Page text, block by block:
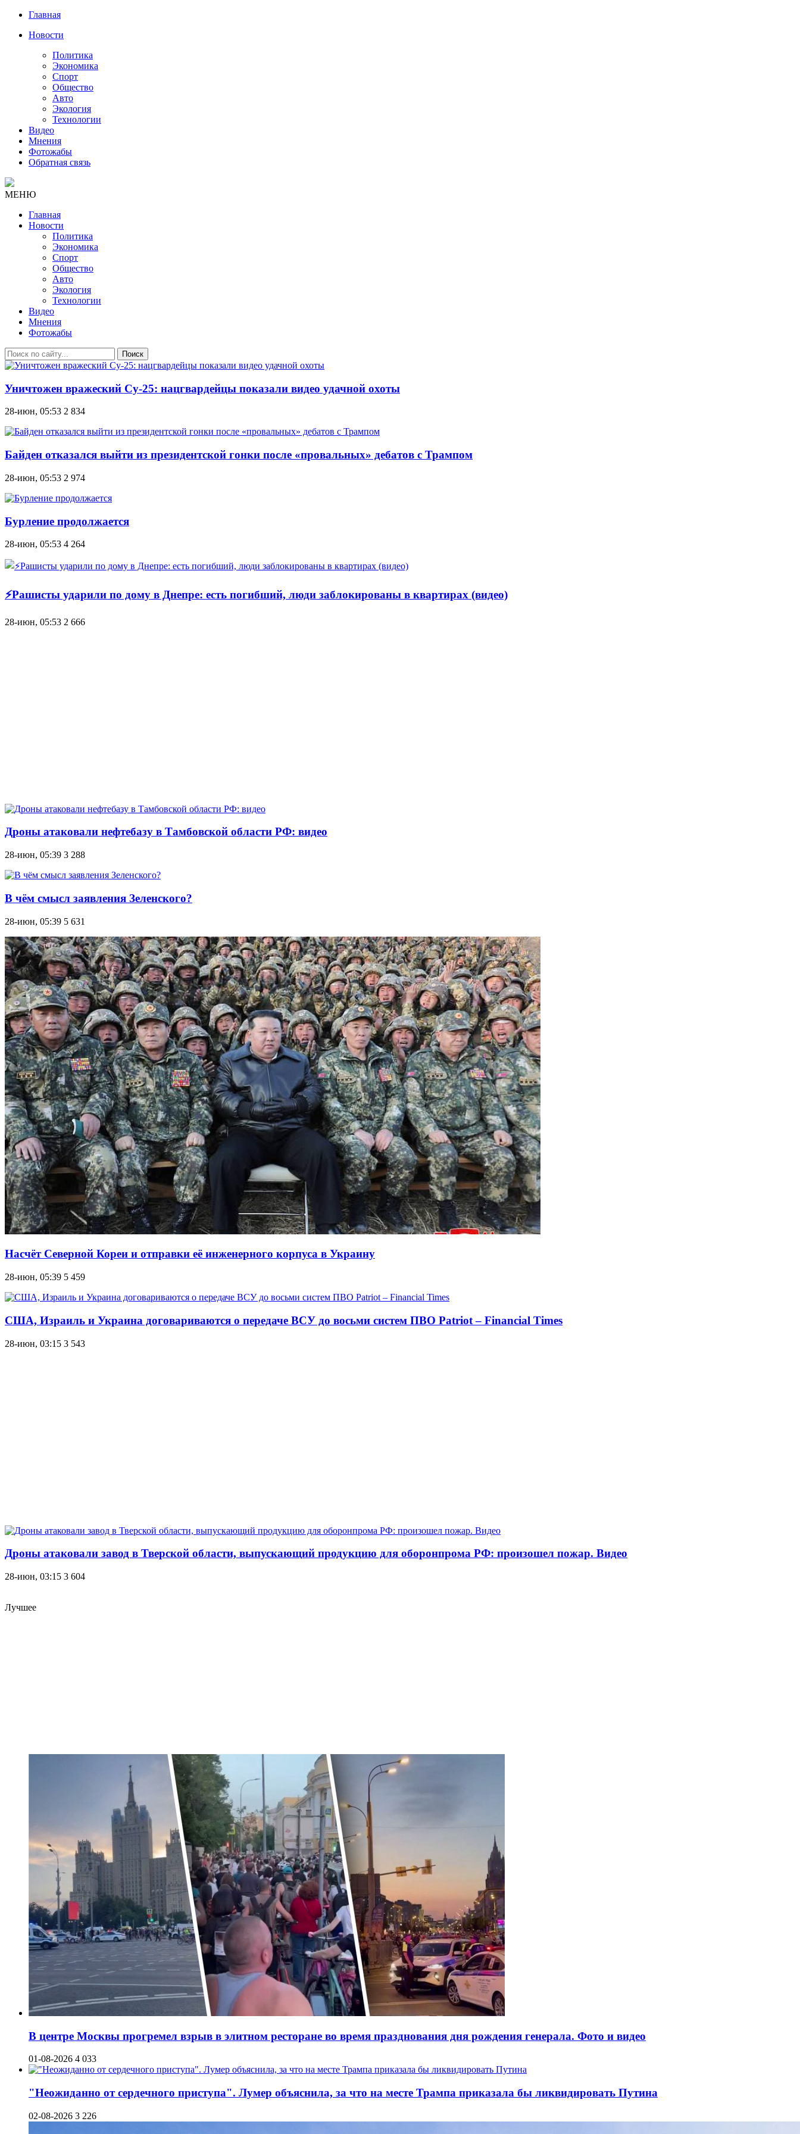
Главная
Новости
Политика
Экономика
Спорт
Общество
Авто
Экология
Технологии
Видео
Мнения
Фотожабы
Обратная связь
МЕНЮ
Главная
Новости
Политика
Экономика
Спорт
Общество
Авто
Экология
Технологии
Видео
Мнения
Фотожабы
Поиск
Уничтожен вражеский Су-25: нацгвардейцы показали видео удачной охоты
28-июн, 05:53 2 834
Байден отказался выйти из президентской гонки после «провальных» дебатов с Трампом
28-июн, 05:53 2 974
Бурление продолжается
28-июн, 05:53 4 264
⚡Рашисты ударили по дому в Днепре: есть погибший, люди заблокированы в квартирах (видео)
28-июн, 05:53 2 666
Дроны атаковали нефтебазу в Тамбовской области РФ: видео
28-июн, 05:39 3 288
В чём смысл заявления Зеленского?
28-июн, 05:39 5 631
Насчёт Северной Кореи и отправки её инженерного корпуса в Украину
28-июн, 05:39 5 459
США, Израиль и Украина договариваются о передаче ВСУ до восьми систем ПВО Patriot – Financial Times
28-июн, 03:15 3 543
Дроны атаковали завод в Тверской области, выпускающий продукцию для оборонпрома РФ: произошел пожар. Видео
28-июн, 03:15 3 604
Лучшее
В центре Москвы прогремел взрыв в элитном ресторане во время празднования дня рождения генерала. Фото и видео
01-08-2026 4 033
"Неожиданно от сердечного приступа". Лумер объяснила, за что на месте Трампа приказала бы ликвидировать Путина
02-08-2026 3 226